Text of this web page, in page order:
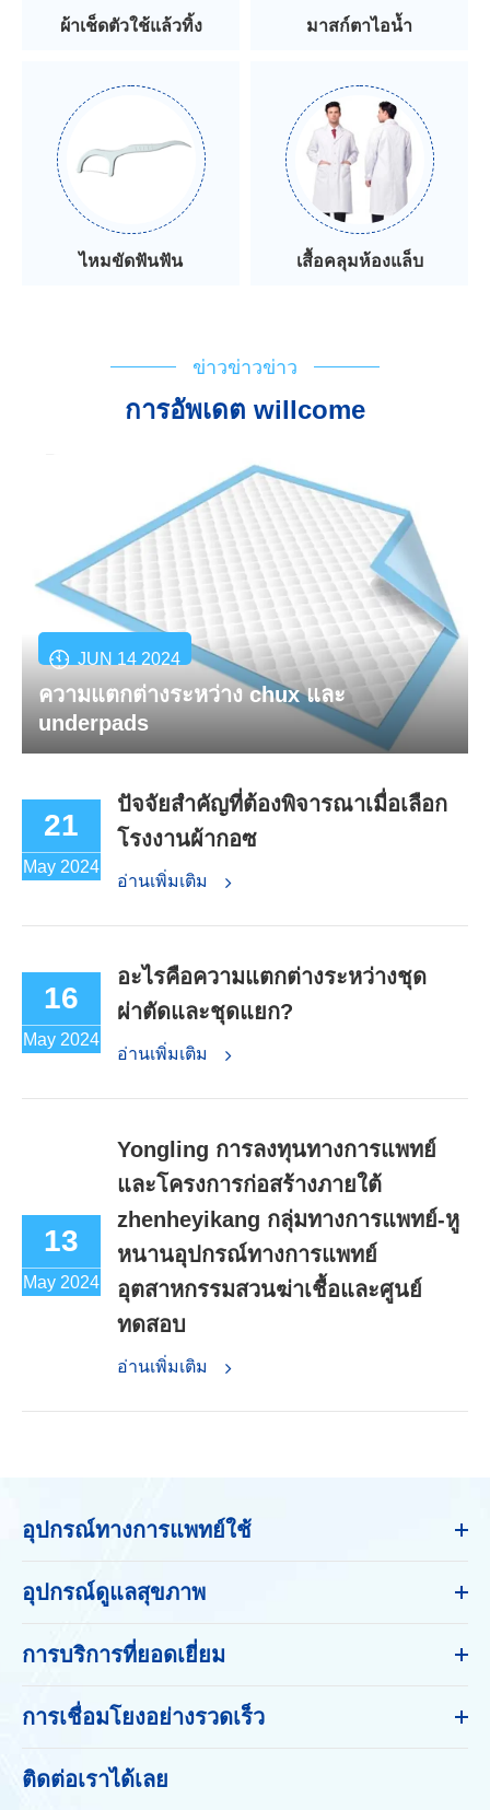
ผ้าเช็ดตัวใช้แล้วทิ้ง มาสก์ตาไอน้ำ
ไหมขัดฟันฟัน เสื้อคลุมห้องแล็บ
ข่าวข่าวข่าว
การอัพเดต willcome
JUN 14 2024
ความแตกต่างระหว่าง chux และ
underpads
21
May 2024
ปัจจัยสำคัญที่ต้องพิจารณาเมื่อเลือก
โรงงานผ้ากอซ
อ่านเพิ่มเติม
16
May 2024
อะไรคือความแตกต่างระหว่างชุด
ผ่าตัดและชุดแยก?
อ่านเพิ่มเติม
13
May 2024
Yongling การลงทุนทางการแพทย์
และโครงการก่อสร้างภายใต้
zhenheyikang กลุ่มทางการแพทย์-หู
หนานอุปกรณ์ทางการแพทย์
อุตสาหกรรมสวนฆ่าเชื้อและศูนย์
ทดสอบ
อ่านเพิ่มเติม
อุปกรณ์ทางการแพทย์ใช้
อุปกรณ์ดูแลสุขภาพ
การบริการที่ยอดเยี่ยม
การเชื่อมโยงอย่างรวดเร็ว
ติดต่อเราได้เลย